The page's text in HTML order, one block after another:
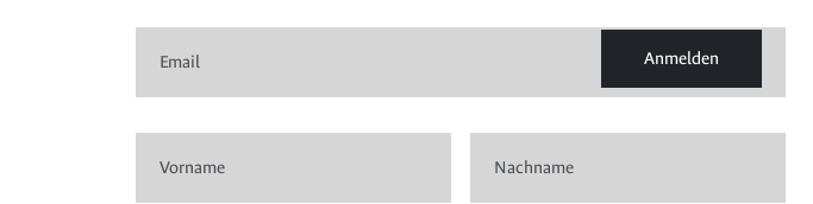
Anmelden